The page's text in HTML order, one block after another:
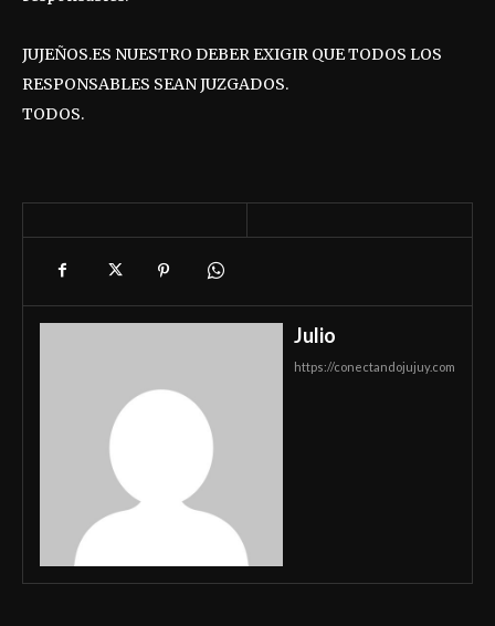
JUJEÑOS.ES NUESTRO DEBER EXIGIR QUE TODOS LOS
RESPONSABLES SEAN JUZGADOS.
TODOS.
Julio
https://conectandojujuy.com